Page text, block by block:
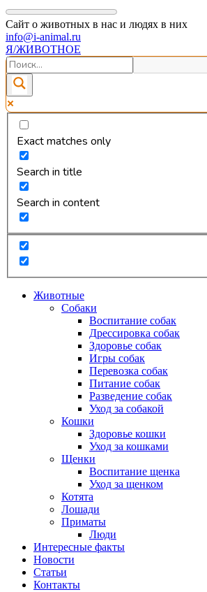
Сайт о животных в нас и людях в них
info@i-animal.ru
Я/ЖИВОТНОЕ
Exact matches only
Search in title
Search in content
Животные
Собаки
Воспитание собак
Дрессировка собак
Здоровье собак
Игры собак
Перевозка собак
Питание собак
Разведение собак
Уход за собакой
Кошки
Здоровье кошки
Уход за кошками
Щенки
Воспитание щенка
Уход за щенком
Котята
Лошади
Приматы
Люди
Интересные факты
Новости
Статьи
Контакты